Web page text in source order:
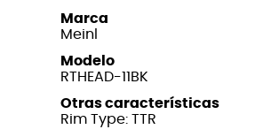
Marca
Meinl
Modelo
RTHEAD-11BK
Otras características
Rim Type: TTR